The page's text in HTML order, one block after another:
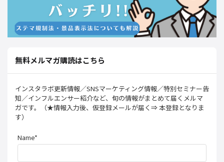
無料メルマガ購読はこちら
インスタラボ更新情報／SNSマーケティング情報／特別セミナー告
知／インフルエンサー紹介など、旬の情報がまとめて届くメルマ
ガです。（★情報入力後、仮登録メールが届く⇒ 本登録となりま
す）
Name*